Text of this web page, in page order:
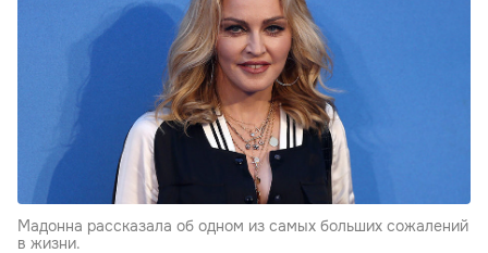
Мадонна рассказала об одном из самых больших сожалений
в жизни.